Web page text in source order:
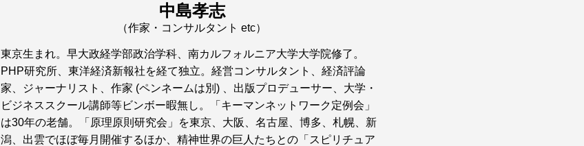
中島孝志
（作家・コンサルタント etc）
東京生まれ。早大政経学部政治学科、南カルフォルニア大学大学院修了。
PHP研究所、東洋経済新報社を経て独立。経営コンサルタント、経済評論
家、ジャーナリスト、作家 (ペンネームは別) 、出版プロデューサー、大学・
ビジネススクール講師等ビンボー暇無し。「キーマンネットワーク定例会」
は30年の老舗。「原理原則研究会」を東京、大阪、名古屋、博多、札幌、新
潟、出雲でほぼ毎月開催するほか、精神世界の巨人たちとの「スピリチュア